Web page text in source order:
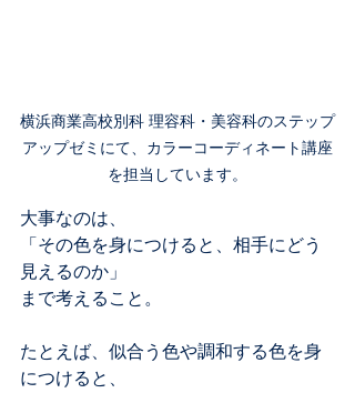
横浜商業高校別科 理容科・美容科のステップ
アップゼミにて、カラーコーディネート講座
を担当しています。
大事なのは、
「その色を身につけると、相手にどう
見えるのか」
まで考えること。
たとえば、似合う色や調和する色を身
につけると、